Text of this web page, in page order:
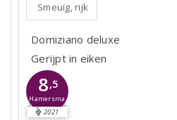
Smeuïg, rijk
Domiziano deluxe
Gerijpt in eiken
8,5
Hamersma
2021